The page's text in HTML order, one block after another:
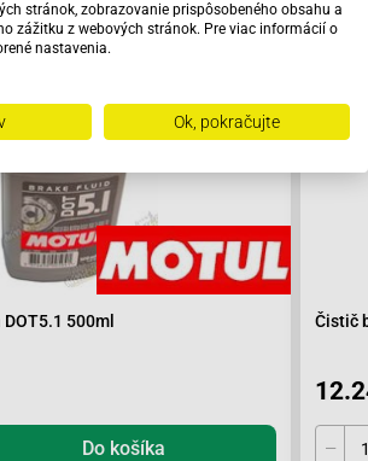
500ml
Do košíka
Čistič
stránok, zobrazovanie prispôsobeného obsahu a
zážitku z webových stránok. Pre viac informácií o
nastavenia.
Ok, pokračujte